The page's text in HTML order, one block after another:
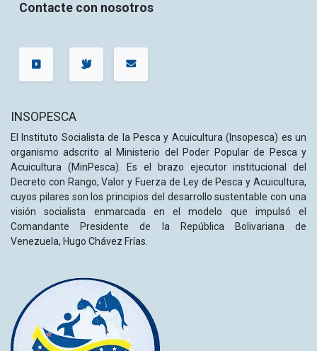
Contacte con nosotros
INSOPESCA
El Instituto Socialista de la Pesca y Acuicultura (Insopesca) es un
organismo adscrito al Ministerio del Poder Popular de Pesca y
Acuicultura (MinPesca). Es el brazo ejecutor institucional del
Decreto con Rango, Valor y Fuerza de Ley de Pesca y Acuicultura,
cuyos pilares son los principios del desarrollo sustentable con una
visión socialista enmarcada en el modelo que impulsó el
Comandante Presidente de la República Bolivariana de
Venezuela, Hugo Chávez Frías.